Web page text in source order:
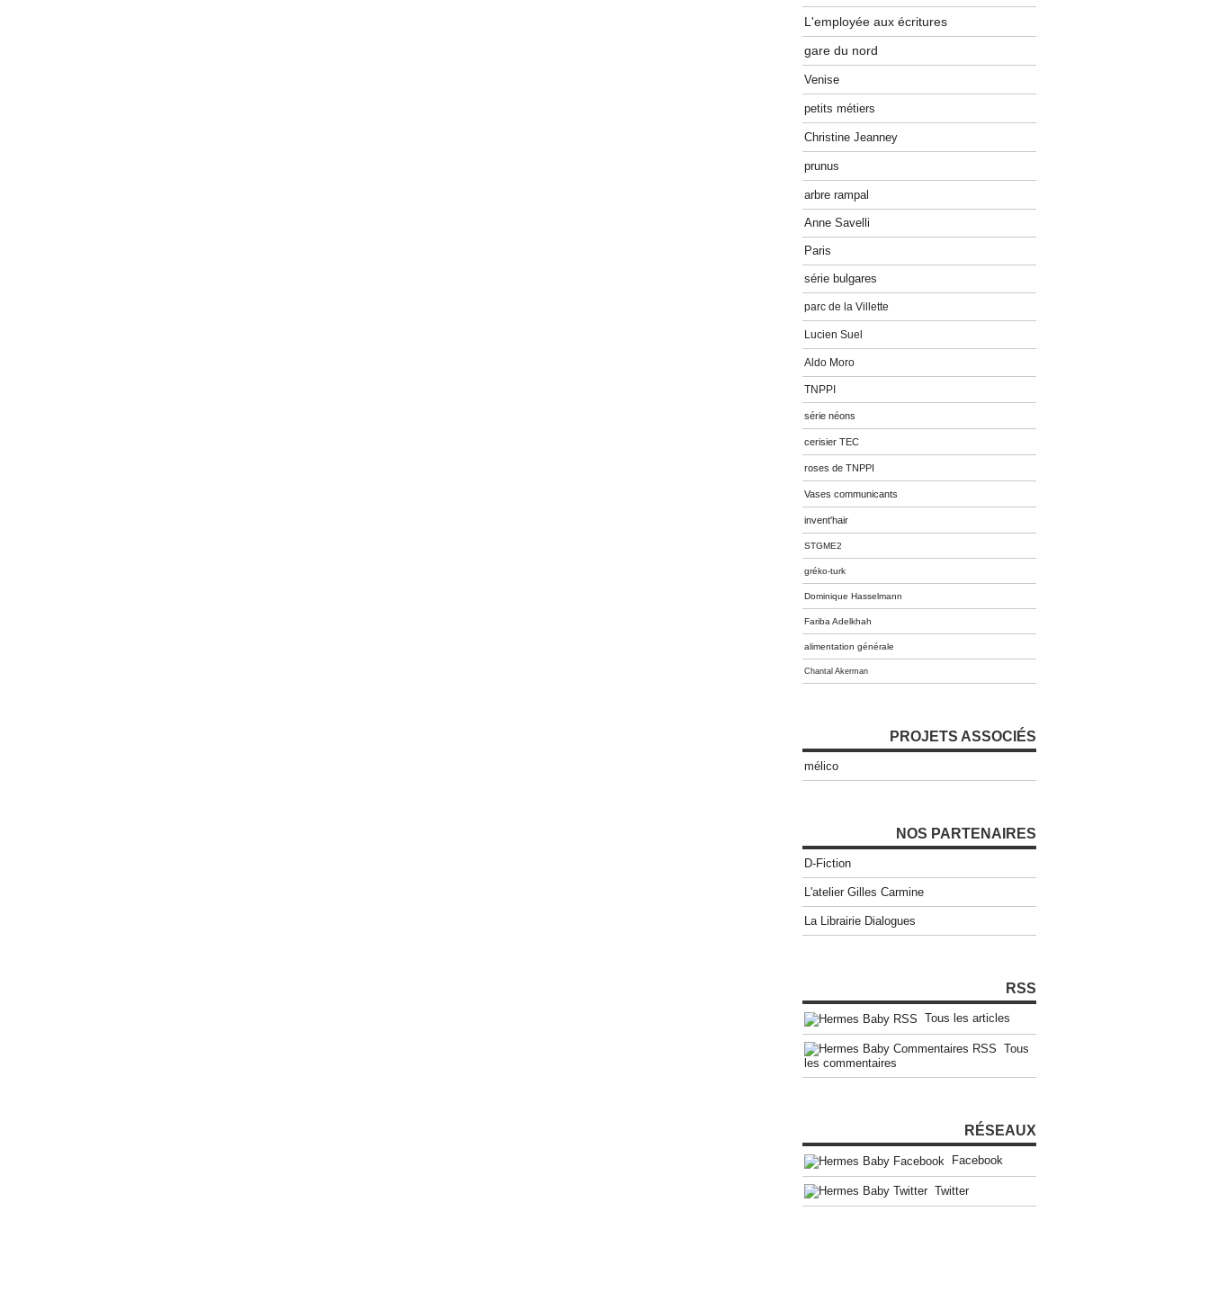
L'employée aux écritures
gare du nord
Venise
petits métiers
Christine Jeanney
prunus
arbre rampal
Anne Savelli
Paris
série bulgares
parc de la Villette
Lucien Suel
Aldo Moro
TNPPI
série néons
cerisier TEC
roses de TNPPI
Vases communicants
invent'hair
STGME2
gréko-turk
Dominique Hasselmann
Fariba Adelkhah
alimentation générale
Chantal Akerman
PROJETS ASSOCIÉS
mélico
NOS PARTENAIRES
D-Fiction
L'atelier Gilles Carmine
La Librairie Dialogues
RSS
Tous les articles
Tous
les commentaires
RÉSEAUX
Facebook
Twitter